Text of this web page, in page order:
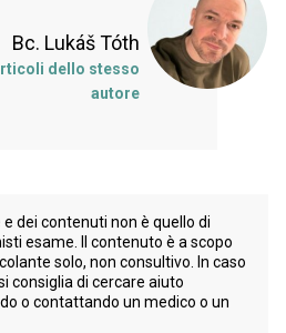
Bc. Lukáš Tóth
dello stesso
autore
dei contenuti non è quello di
esame. Il contenuto è a scopo
solo, non consultivo. In caso
consiglia di cercare aiuto
o contattando un medico o un